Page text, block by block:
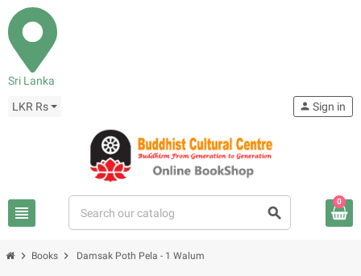
Sri Lanka
LKR Rs
view_headline search
person Sign in
0
chevron_right Books chevron_right Damsak Poth Pela - 1 Walum